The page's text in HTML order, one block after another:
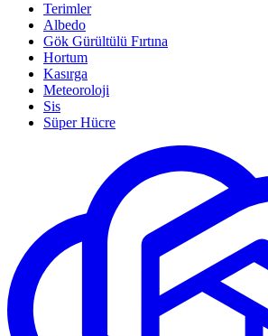
Terimler
Albedo
Gök Gürültülü Fırtına
Hortum
Kasırga
Meteoroloji
Sis
Süper Hücre